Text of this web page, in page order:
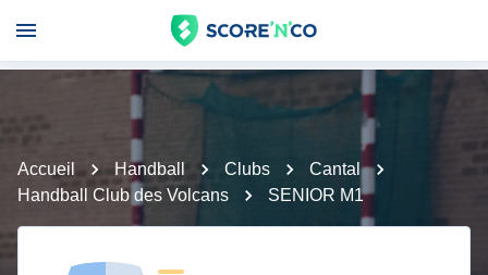
Accueil Handball Clubs
Cantal
Handball Club des Volcans
SENIOR M1